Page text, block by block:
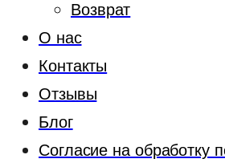
Возврат
О нас
Контакты
Отзывы
Блог
Согласие на обработку